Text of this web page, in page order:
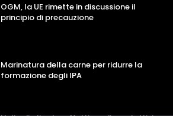
OGM, la UE rimette in discussione il
principio di precauzione
Marinatura della carne per ridurre la
formazione degli IPA